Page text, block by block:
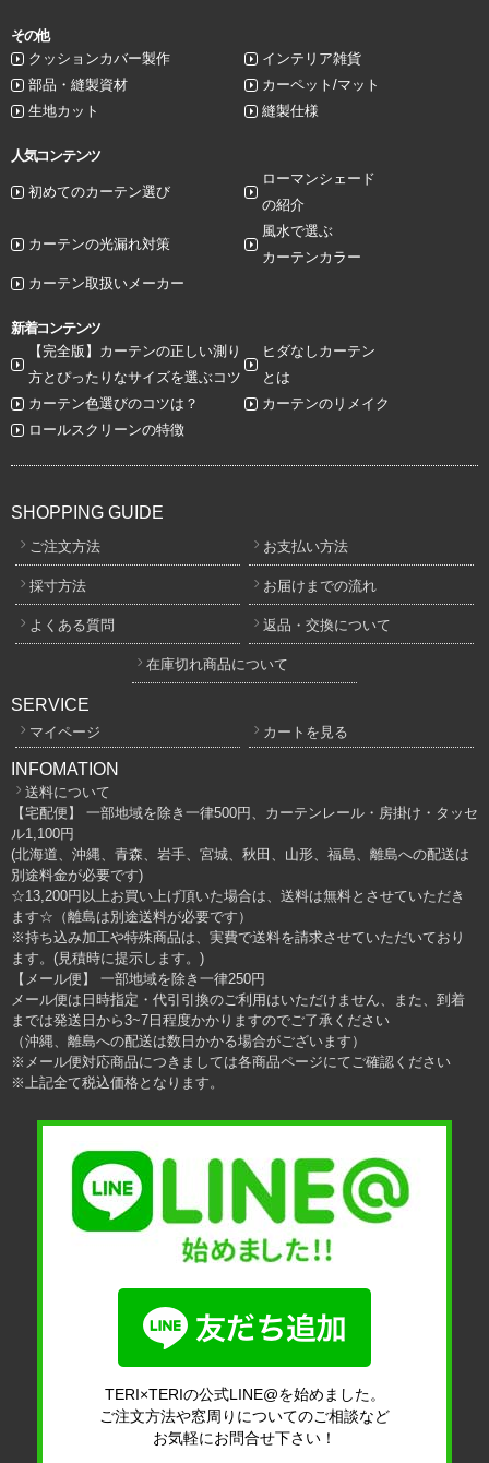
その他
クッションカバー製作
インテリア雑貨
部品・縫製資材
カーペット/マット
生地カット
縫製仕様
人気コンテンツ
初めてのカーテン選び
ローマンシェード
の紹介
カーテンの光漏れ対策
風水で選ぶ
カーテンカラー
カーテン取扱いメーカー
新着コンテンツ
【完全版】カーテンの正しい測り
方とぴったりなサイズを選ぶコツ
ヒダなしカーテン
とは
カーテン色選びのコツは？
カーテンのリメイク
ロールスクリーンの特徴
SHOPPING GUIDE
ご注文方法 お支払い方法
採寸方法 お届けまでの流れ
よくある質問 返品・交換について
在庫切れ商品について
SERVICE
マイページ カートを見る
INFOMATION
送料について
【宅配便】 一部地域を除き一律500円、カーテンレール・房掛け・タッセ
ル1,100円
(北海道、沖縄、青森、岩手、宮城、秋田、山形、福島、離島への配送は
別途料金が必要です)
☆13,200円以上お買い上げ頂いた場合は、送料は無料とさせていただき
ます☆（離島は別途送料が必要です）
※持ち込み加工や特殊商品は、実費で送料を請求させていただいており
ます。(見積時に提示します。)
【メール便】 一部地域を除き一律250円
メール便は日時指定・代引引換のご利用はいただけません、また、到着
までは発送日から3~7日程度かかりますのでご了承ください
（沖縄、離島への配送は数日かかる場合がございます）
※メール便対応商品につきましては各商品ページにてご確認ください
※上記全て税込価格となります。
TERI×TERIの公式LINE@を始めました。
ご注文方法や窓周りについてのご相談など
お気軽にお問合せ下さい！